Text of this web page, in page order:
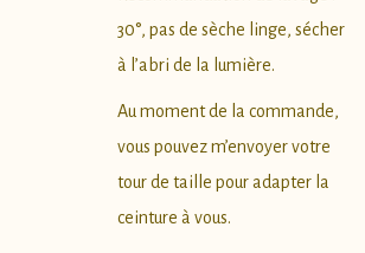
30°, pas de sèche linge, sécher
à l’abri de la lumière.
Au moment de la commande,
vous pouvez m’envoyer votre
tour de taille pour adapter la
ceinture à vous.